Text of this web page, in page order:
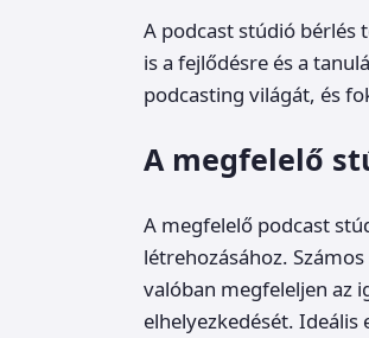
A podcast stúdió bérlés
is a fejlődésre és a
podcasting világát, és
A megfelelő
A megfelelő podcast
létrehozásához.
valóban megfeleljen az
elhelyezkedését.